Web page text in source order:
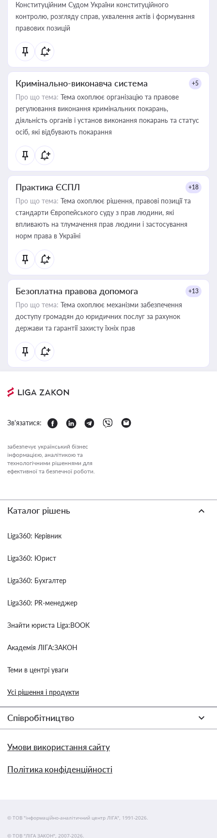
Конституційним Судом України конституційного
контролю, розгляду справ, ухвалення актів і формування
правових позицій
Кримінально-виконавча система +5
Про що тема: Тема охоплює організацію та правове
регулювання виконання кримінальних покарань,
діяльність органів і установ виконання покарань та статус
осіб, які відбувають покарання
Практика ЄСПЛ +18
Про що тема: Тема охоплює рішення, правові позиції та
стандарти Європейського суду з прав людини, які
впливають на тлумачення прав людини і застосування
норм права в Україні
Безоплатна правова допомога +13
Про що тема: Тема охоплює механізми забезпечення
доступу громадян до юридичних послуг за рахунок
держави та гарантії захисту їхніх прав
Зв'язатися:
забезпечує український бізнес
інформацією, аналітикою та
технологічними рішеннями для
ефективної та безпечної роботи.
Каталог рішень
Liga360: Керівник
Liga360: Юрист
Liga360: Бухгалтер
Liga360: PR-менеджер
Знайти юриста Liga:BOOK
Академія ЛІГА:ЗАКОН
Теми в центрі уваги
Усі рішення і продукти
Співробітництво
Умови використання сайту
Політика конфіденційності
© ТОВ "інформаційно-аналітичний центр ЛІГА", 1991-2026.
© ТОВ "ЛІГА ЗАКОН", 2007-2026.